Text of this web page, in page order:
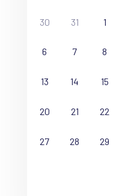
30 31 1
6 7 8
13 14 15
20 21 22
27 28 29